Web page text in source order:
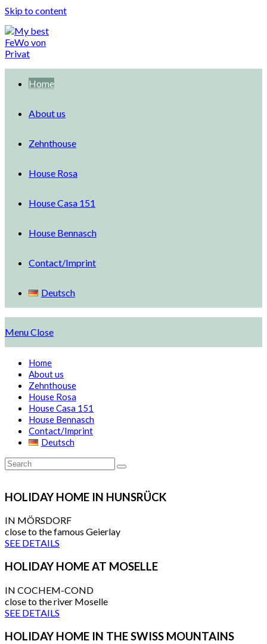
Skip to content
Home
About us
Zehnthouse
House Rosa
House Casa 151
House Bennasch
Contact/Imprint
Deutsch
MenuClose
Home
About us
Zehnthouse
House Rosa
House Casa 151
House Bennasch
Contact/Imprint
Deutsch
HOLIDAY HOME IN HUNSRÜCK
IN MÖRSDORF
close to the famous Geierlay
SEE DETAILS
HOLIDAY HOME AT MOSELLE
IN COCHEM-COND
close to the river Moselle
SEE DETAILS
HOLIDAY HOME IN THE SWISS MOUNTAINS